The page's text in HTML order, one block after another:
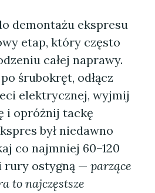
demontażu ekspresu
etap, który często
całej naprawy.
śrubokręt, odłącz
elektrycznej, wyjmij
i opróżnij tackę
był niedawno
co najmniej 60–120
rury ostygną — parzące
to najczęstsze